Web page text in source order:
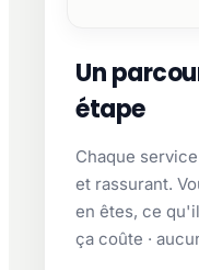
Un
étape
Chaque
et rassurant.
en êtes, ce
ça coûte ·